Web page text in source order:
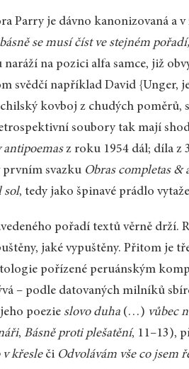
Parry je dávno kanonizovaná a
se musí číst ve stejném
na pozici alfa samce, již
svědčí například David {Unger,
kovboj z chudých poměrů,
soubory tak mají
antipoemasz roku 1954 dál; díla z
svazku Obras completas &
sol, tedy jako špinavé prádlo
pořadí textů věrně drží.
jaké vypuštěny. Přitom je
pořízené peruánským
– podle datovaných milníků
poezie slovo duha (…) vůbec
,Básně proti plešatění, 11–13),
křesleči Odvolávám vše co jsem